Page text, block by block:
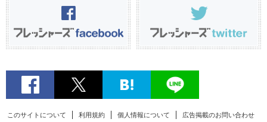
このサイトについて 利用規約 個人情報について 広告掲載のお問い合わせ